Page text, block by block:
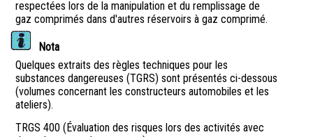
respectées lors de la manipulation et du remplissage de
gaz comprimés dans d'autres réservoirs à gaz comprimé.
Nota
Quelques extraits des règles techniques pour les
substances dangereuses (TGRS) sont présentés ci-dessous
(volumes concernant les constructeurs automobiles et les
ateliers).
TRGS 400 (Évaluation des risques lors des activités avec